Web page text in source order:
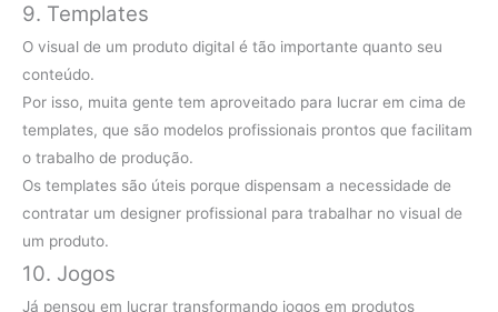
9. Templates
O visual de um produto digital é tão importante quanto seu
conteúdo.
Por isso, muita gente tem aproveitado para lucrar em cima de
templates, que são modelos profissionais prontos que facilitam
o trabalho de produção.
Os templates são úteis porque dispensam a necessidade de
contratar um designer profissional para trabalhar no visual de
um produto.
10. Jogos
Já pensou em lucrar transformando jogos em produtos